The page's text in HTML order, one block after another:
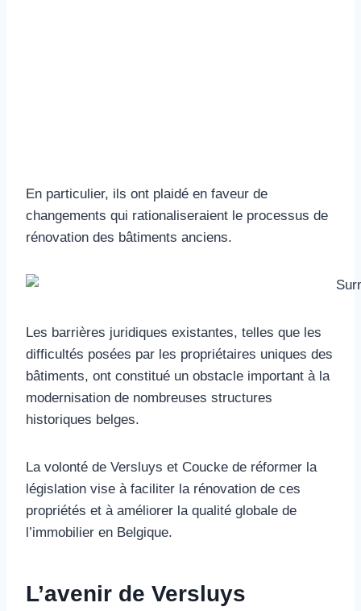
En particulier, ils ont plaidé en faveur de
changements qui rationaliseraient le processus de
rénovation des bâtiments anciens.
Les barrières juridiques existantes, telles que les
difficultés posées par les propriétaires uniques des
bâtiments, ont constitué un obstacle important à la
modernisation de nombreuses structures
historiques belges.
La volonté de Versluys et Coucke de réformer la
législation vise à faciliter la rénovation de ces
propriétés et à améliorer la qualité globale de
l’immobilier en Belgique.
L’avenir de Versluys